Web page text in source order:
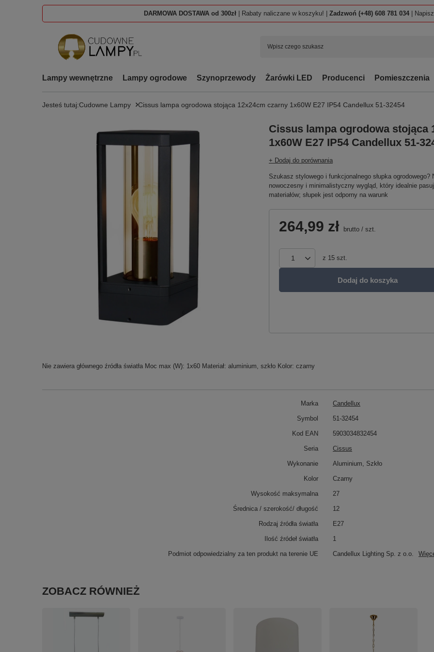
DARMOWA DOSTAWA od 300zł | Rabaty naliczane w koszyku! | Zadzwoń (+48) 608 781 034 |
Lampy wewnętrzne Lampy ogrodowe Szynoprzewody Żarówki LED Producenci Pomieszczenia
Jesteś tutaj:Cudowne Lampy Cissus lampa ogrodowa stojąca 12x24cm czarny 1x60W E27 IP54 Candellux 51-32454
Cissus lampa ogrodowa stojąca
1x60W E27 IP54 Candellux 51-
+ Dodaj do porównania
Szukasz stylowego i funkcjonalnego słupka
nowoczesny i minimalistyczny wygląd, który idealnie
materiałów; słupek jest odporny na warunk
264,99 zł brutto / szt.
z 15 szt.
Dodaj do koszyka
Nie zawiera głównego źródła światła Moc max (W): 1x60 Materiał: aluminium, szkło Kolor: czarny
Marka Candellux
Podmiot odpowiedzialny za ten produkt na terenie UE Candellux Lighting Sp. z o.o.
Symbol 51-32454
Kod EAN 5903034832454
Seria Cissus
Wykonanie Aluminium, Szkło
Kolor Czarny
Wysokość maksymalna 27
Średnica / szerokość/ długość 12
Rodzaj źródła światła E27
Ilość źródeł światła 1
ZOBACZ RÓWNIEŻ